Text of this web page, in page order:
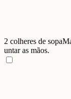
2 colheres de sopa
untar as mãos.